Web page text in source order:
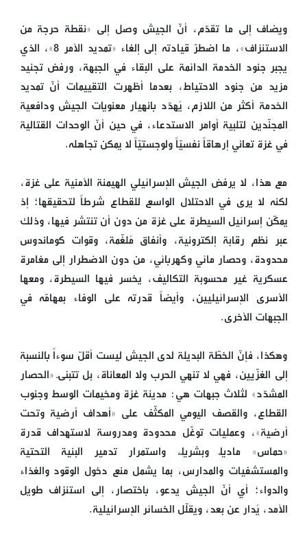
ويضاف إلى ما تقدّم، أنّ الجيش وصل إلى «نقطة حرجة من
الاستنزاف»، ما اضطرّ قيادته إلى إلغاء «تمديد الأمر 8»، الذي
يجبر جنود الخدمة الدائمة على البقاء في الجبهة، ورفض تجنيد
مزيد من جنود الاحتياط، بعدما أظهرت التقييمات أنّ تمديد
الخدمة أكثر من اللازم، يُهدّد بانهيار معنويات الجيش ودافعية
المجنّدين لتلبية أوامر الاستدعاء، في حين أنّ الوحدات القتالية
في غزة تعاني إرهاقاً نفسيّاً ولوجستيّاً لا يمكن تجاهله.
مع هذا، لا يرفض الجيش الإسرائيلي الهيمنة الأمنية على غزة،
لكنه لا يرى في الاحتلال الواسع للقطاع شرطاً لتحقيقها؛ إذ
يمكّن إسرائيل السيطرة على غزة من دون أن تنتشر فيها، وذلك
عبر نظم رقابة إلكترونية، وأنفاق مُلغّمة، وقوات كوماندوس
محدودة، وحصار مائي وكهربائي، من دون الاضطرار إلى مغامرة
عسكرية غير محسوبة التكاليف، يخسر فيها السيطرة، ومعها
الأسرى الإسرائيليين، وأيضاً قدرته على الوفاء بمهامّه في
الجبهات الأخرى.
وهكذا، فإنّ الخطّة البديلة لدى الجيش ليست أقلّ سوءاً بالنسبة
إلى الغزّيين، فهي لا تنهي الحرب ولا المعاناة، بل تتبنّى «الحصار
المشدّد» لثلاث جبهات هي: مدينة غزة ومخيمات الوسط وجنوب
القطاع، والقصف اليومي المكثّف على «أهداف أرضية وتحت
أرضية»، وعمليات توغّل محدودة ومدروسة لاستهداف قدرة
«حماس» ماديّاً وبشريّاً، واستمرار تدمير البنية التحتية
والمستشفيات والمدارس، بما يشمل منع دخول الوقود والغذاء
والدواء؛ أي أنّ الجيش يدعو، باختصار، إلى استنزاف طويل
الأمد، يُدار عن بعد، ويقلّل الخسائر الإسرائيلية.